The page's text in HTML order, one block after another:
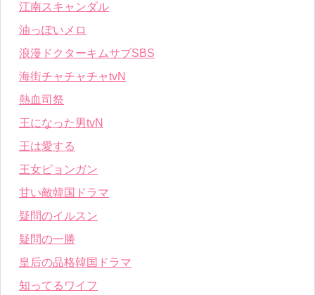
江南スキャンダル
油っぽいメロ
浪漫ドクターキムサブSBS
海街チャチャチャtvN
熱血司祭
王になった男tvN
王は愛する
王女ピョンガン
甘い敵韓国ドラマ
疑問のイルスン
疑問の一勝
皇后の品格韓国ドラマ
知ってるワイフ